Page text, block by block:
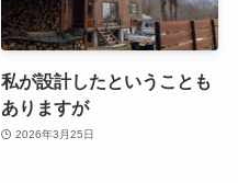
私が設計したということも
ありますが
2026年3月25日